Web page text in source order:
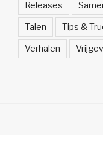
Releases
Talen Tips &
Verhalen